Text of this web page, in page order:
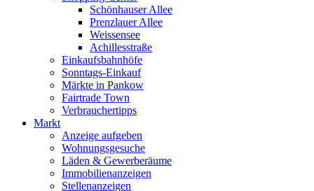
Schönhauser Allee
Prenzlauer Allee
Weissensee
Achillesstraße
Einkaufsbahnhöfe
Sonntags-Einkauf
Märkte in Pankow
Fairtrade Town
Verbrauchertipps
Markt
Anzeige aufgeben
Wohnungsgesuche
Läden & Gewerberäume
Immobilienanzeigen
Stellenanzeigen